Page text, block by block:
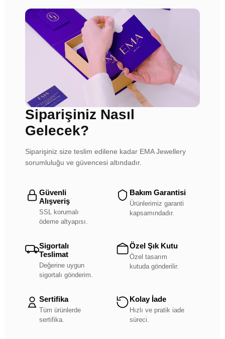
Siparişiniz Nasıl
Gelecek?
Siparişiniz size teslim edilene kadar EMA Jewellery
sorumluluğu ve güvencesi altındadır.
Güvenli
Alışveriş
SSL korumalı
ödeme altyapısı.
Bakım Garantisi
Ürünlerimiz garanti
kapsamındadır.
Sigortalı
Teslimat
Değerine uygun
sigortalı gönderim.
Özel Şık Kutu
Özel tasarım
kutuda gönderilir.
Sertifika
Tüm ürünlerde
sertifika.
Kolay İade
Hızlı ve pratik iade
süreci.